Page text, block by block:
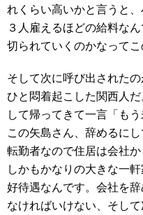
れくらい高いかと言うと
３人雇えるほどの給料な
切られていくのかなってこ
そして次に呼び出された
ひと悶着起こした関西人
して帰ってきて一言「も
この矢島さん、辞めるに
転勤者なので住居は会社
しかもかなりの大きな一
好待遇なんです。会社を
なければいけない、そし